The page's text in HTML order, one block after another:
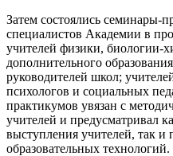
Затем состоялись семинары-
специалистов Академии в
учителей физики, биологии-
дополнительного
руководителей школ;
психологов и социальных
практикумов увязан с
учителей и предусматривал
выступления учителей, так
образовательных технологий.